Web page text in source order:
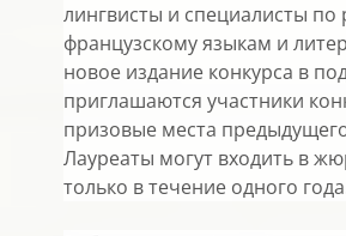
лингвисты и специалисты по
французскому языкам и
новое издание конкурса в
приглашаются участники
призовые места
Лауреаты могут входить в
только в течение одного